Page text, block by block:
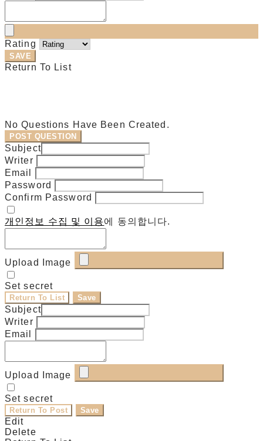
Rating
SAVE
Return To List
No Questions Have Been Created.
POST QUESTION
Subject
Writer
Email
Password
Confirm Password
개인정보 수집 및 이용에 동의합니다.
Upload Image
Set secret
Return To List Save
Subject
Writer
Email
Upload Image
Set secret
Return To Post Save
Edit
Delete